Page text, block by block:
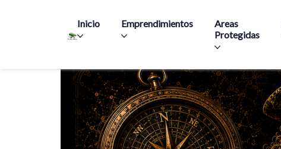
Inicio Emprendimientos
Areas
Protegidas